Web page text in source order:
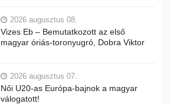
2026 augusztus 08.
Vizes Eb – Bemutatkozott az első
magyar óriás-toronyugró, Dobra Viktor
2026 augusztus 07.
Női U20-as Európa-bajnok a magyar
válogatott!